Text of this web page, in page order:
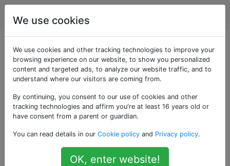
Joomla
Questions marquées
«recommended-
practices»
propriété des fichiers / répertoires
We use cookies
We use cookies and other tracking technologies to improve your
browsing experience on our website, to show you personalized
content and targeted ads, to analyze our website traffic, and to
understand where our visitors are coming from.
By continuing, you consent to our use of cookies and other
tracking technologies and affirm you're at least 16 years old or
have consent from a parent or guardian.
You can read details in our Cookie policy and Privacy policy.
OK, enter website!